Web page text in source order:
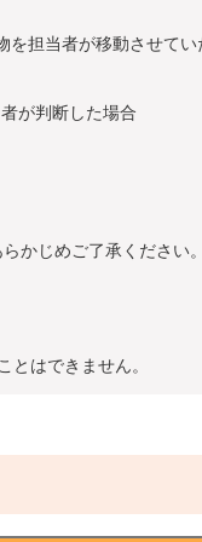
担当者が移動させて
が判断した場合
かじめご了承ください。
はできません。